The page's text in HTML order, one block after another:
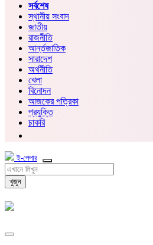
সর্বশেষ
স্থানীয় সংবাদ
জাতীয়
রাজনীতি
আর্ন্তজাতিক
সারাদেশ
অর্থনীতি
খেলা
বিনোদন
আজকের পত্রিকা
প্রযুক্তি
চাকরি
ই-পেপার
খুজুন